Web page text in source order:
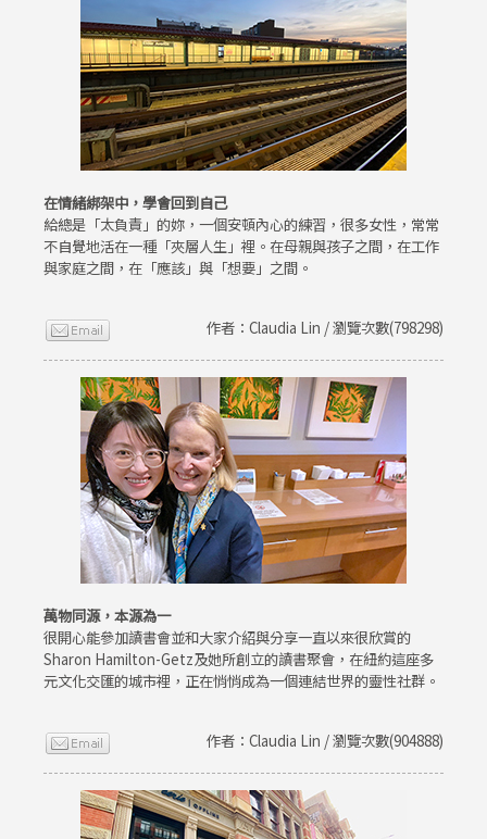
在情緒綁架中，學會回到自己
給總是「太負責」的妳，一個安頓內心的練習，很多女性，常常
不自覺地活在一種「夾層人生」裡。在母親與孩子之間，在工作
與家庭之間，在「應該」與「想要」之間。
作者：Claudia Lin / 瀏覽次數(798298)
萬物同源，本源為一
很開心能參加讀書會並和大家介紹與分享一直以來很欣賞的
Sharon Hamilton-Getz及她所創立的讀書聚會，在紐約這座多
元文化交匯的城市裡，正在悄悄成為一個連結世界的靈性社群。
作者：Claudia Lin / 瀏覽次數(904888)